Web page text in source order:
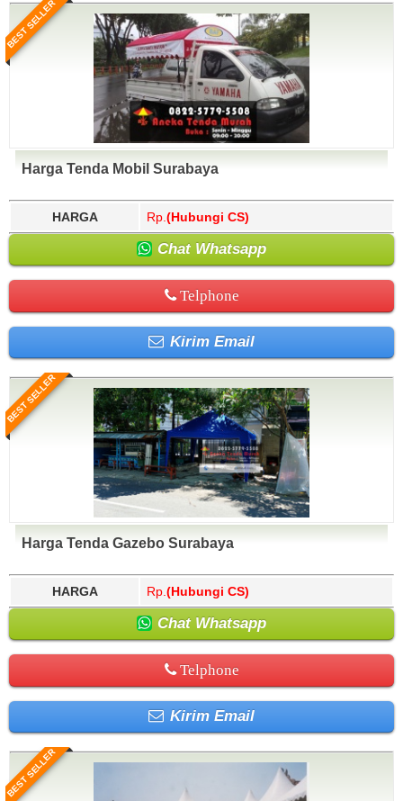
BEST SELLER
Harga Tenda Mobil Surabaya
HARGA Rp. (Hubungi CS)
Chat Whatsapp
Telphone
Kirim Email
BEST SELLER
Harga Tenda Gazebo Surabaya
HARGA Rp. (Hubungi CS)
Chat Whatsapp
Telphone
Kirim Email
BEST SELLER